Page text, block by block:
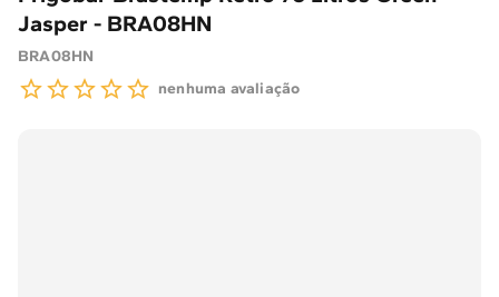
Guias e manuais
Jasper - BRA08HN
BRA08HN
nenhuma avaliação